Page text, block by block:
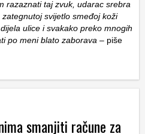
razaznati taj zvuk, udarac srebra
svijetlo smeđoj koži
ulice i svakako preko mnogih
po meni blato zaborava – piše
smanjiti račune za